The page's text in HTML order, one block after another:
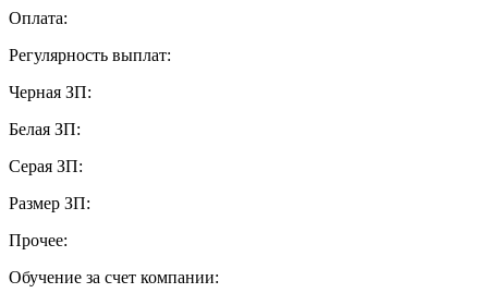
Оплата:
Регулярность выплат:
Черная ЗП:
Белая ЗП:
Серая ЗП:
Размер ЗП:
Прочее:
Обучение за счет компании: